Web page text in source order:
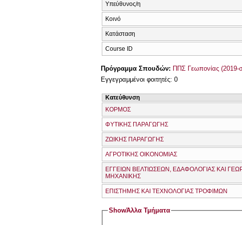
Υπεύθυνος/η
Κοινό
Κατάσταση
Course ID
Πρόγραμμα Σπουδών: ΠΠΣ Γεωπονίας (2019-
Εγγεγραμμένοι φοιτητές: 0
Κατεύθυνση
ΚΟΡΜΟΣ
ΦΥΤΙΚΗΣ ΠΑΡΑΓΩΓΗΣ
ΖΩΙΚΗΣ ΠΑΡΑΓΩΓΗΣ
ΑΓΡΟΤΙΚΗΣ ΟΙΚΟΝΟΜΙΑΣ
ΕΓΓΕΙΩΝ ΒΕΛΤΙΩΣΕΩΝ, ΕΔΑΦΟΛΟΓΙΑΣ ΚΑΙ
ΜΗΧΑΝΙΚΗΣ
ΕΠΙΣΤΗΜΗΣ ΚΑΙ ΤΕΧΝΟΛΟΓΙΑΣ ΤΡΟΦΙΜΩΝ
ShowΆλλα Τμήματα